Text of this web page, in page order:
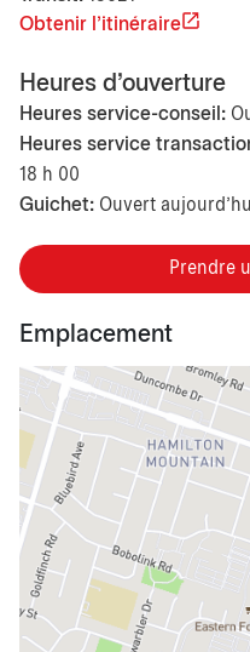
Obtenir l'itinéraire
Heures d'ouverture
Heures service-conseil:
Heures service
18 h 00
Guichet: Ouvert
Prendre
Emplacement